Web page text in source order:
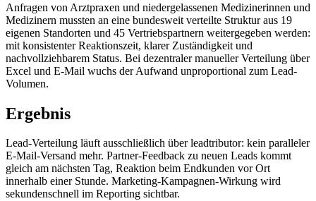
Anfragen von Arztpraxen und niedergelassenen Medizinerinnen und
Medizinern mussten an eine bundesweit verteilte Struktur aus 19
eigenen Standorten und 45 Vertriebspartnern weitergegeben werden:
mit konsistenter Reaktionszeit, klarer Zuständigkeit und
nachvollziehbarem Status. Bei dezentraler manueller Verteilung über
Excel und E-Mail wuchs der Aufwand unproportional zum Lead-
Volumen.
Ergebnis
Lead-Verteilung läuft ausschließlich über leadtributor: kein paralleler
E-Mail-Versand mehr. Partner-Feedback zu neuen Leads kommt
gleich am nächsten Tag, Reaktion beim Endkunden vor Ort
innerhalb einer Stunde. Marketing-Kampagnen-Wirkung wird
sekundenschnell im Reporting sichtbar.